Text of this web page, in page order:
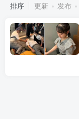
排序 更新 发布